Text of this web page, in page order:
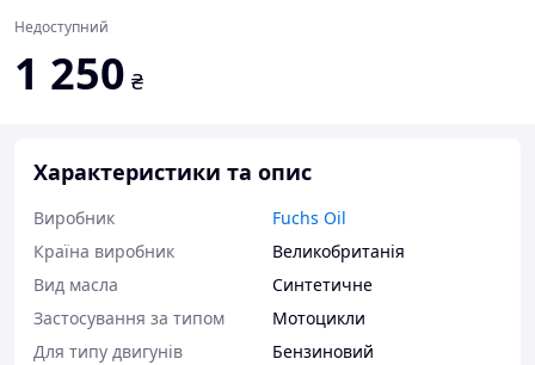
Недоступний
1 250 ₴
Характеристики та опис
Виробник
Fuchs Oil
Країна виробник
Великобританія
Вид масла
Синтетичне
Застосування за типом
Мотоцикли
Для типу двигунів
Бензиновий